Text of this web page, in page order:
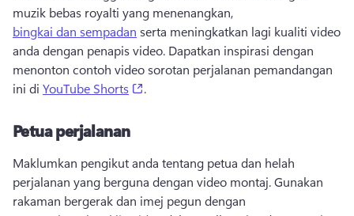
muzik bebas royalti yang menenangkan,
bingkai dan sempadan serta meningkatkan lagi kualiti video
anda dengan penapis video. Dapatkan inspirasi dengan
menonton contoh video sorotan perjalanan pemandangan
ini di YouTube Shorts .
Petua perjalanan
Maklumkan pengikut anda tentang petua dan helah
perjalanan yang berguna dengan video montaj. Gunakan
rakaman bergerak dan imej pegun dengan